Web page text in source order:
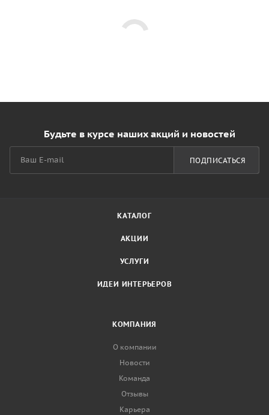
Будьте в курсе наших акций и новостей
ПОДПИСАТЬСЯ
КАТАЛОГ
АКЦИИ
УСЛУГИ
ИДЕИ ИНТЕРЬЕРОВ
КОМПАНИЯ
О компании
Новости
Команда
Отзывы
Карьера